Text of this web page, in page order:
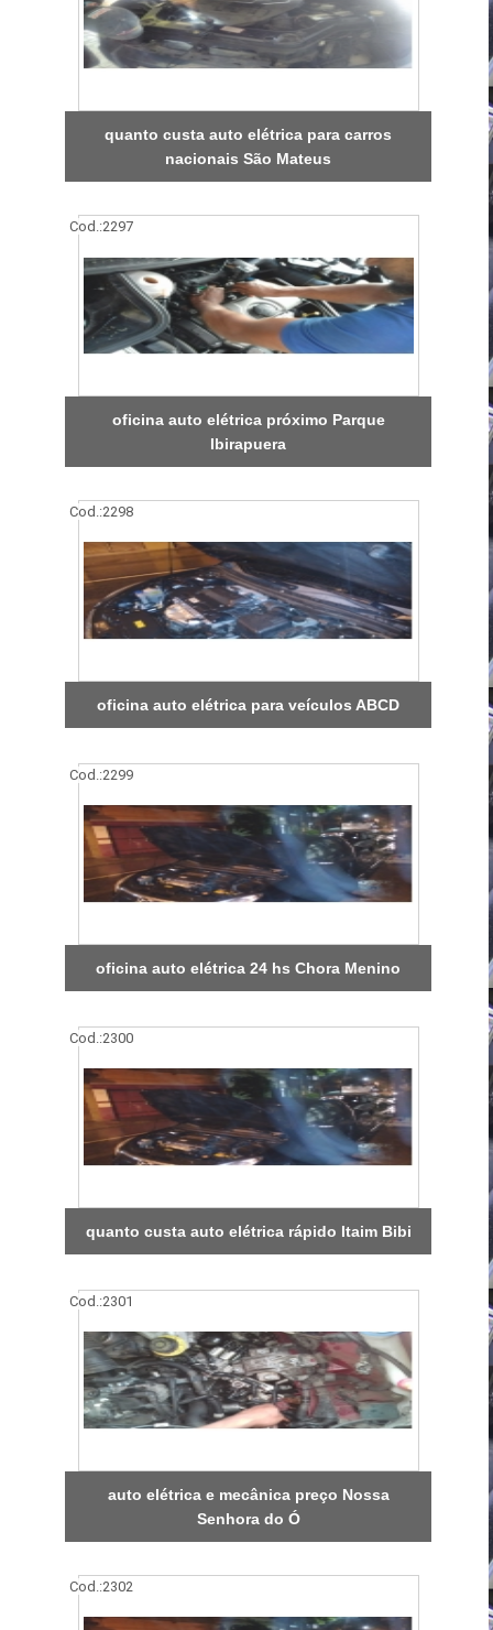
quanto custa auto elétrica para carros
nacionais São Mateus
Cod.:2297
oficina auto elétrica próximo Parque
Ibirapuera
Cod.:2298
oficina auto elétrica para veículos ABCD
Cod.:2299
oficina auto elétrica 24 hs Chora Menino
Cod.:2300
quanto custa auto elétrica rápido Itaim Bibi
Cod.:2301
auto elétrica e mecânica preço Nossa
Senhora do Ó
Cod.:2302